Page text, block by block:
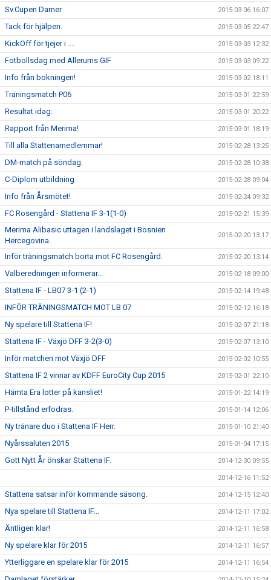
Sv.Cupen Damer 2015-03-06 16:07
Tack för hjälpen. 2015-03-05 22:47
KickOff för tjejer i .... 2015-03-03 12:32
Fotbollsdag med Allerums GIF 2015-03-03 09:22
Info från bokningen! 2015-03-02 18:11
Träningsmatch P06 2015-03-01 22:59
Resultat idag: 2015-03-01 20:22
Rapport från Merima! 2015-03-01 18:19
Till alla Stattenamedlemmar! 2015-02-28 13:25
DM-match på söndag. 2015-02-28 10:38
C-Diplom utbildning 2015-02-28 09:04
Info från Årsmötet! 2015-02-24 09:32
FC Rosengård - Stattena IF 3-1(1-0) 2015-02-21 15:39
Merima Alibasic uttagen i landslaget i Bosnien
Hercegovina.
2015-02-20 13:17
Inför träningsmatch borta mot FC Rosengård. 2015-02-20 13:14
Valberedningen informerar... 2015-02-18 09:00
Stattena IF - LB07 3-1 (2-1) 2015-02-14 19:48
INFÖR TRÄNINGSMATCH MOT LB 07 2015-02-12 16:18
Ny spelare till Stattena IF! 2015-02-07 21:18
Stattena IF - Växjö DFF 3-2(3-0) 2015-02-07 13:10
Inför matchen mot Växjö DFF 2015-02-02 10:55
Stattena IF 2 vinnar av KDFF EuroCity Cup 2015 2015-02-01 22:10
Hämta Era lotter på kansliet! 2015-01-22 14:19
P-tillstånd erfodras. 2015-01-14 12:06
Ny tränare duo i Stattena IF Herr. 2015-01-10 21:40
Nyårssaluten 2015 2015-01-04 17:15
Gott Nytt År önskar Stattena IF. 2014-12-30 09:55
2014-12-16 11:52
Stattena satsar inför kommande säsong. 2014-12-15 12:40
Nya spelare till Stattena IF... 2014-12-11 17:02
Äntligen klar! 2014-12-11 16:58
Ny spelare klar för 2015 2014-12-11 16:57
Ytterliggare en spelare klar för 2015 2014-12-11 16:54